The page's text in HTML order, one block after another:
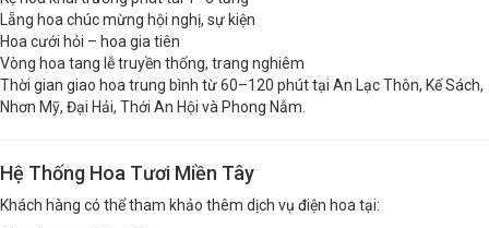
Kệ hoa khai trương phát tài 1–3 tầng
Lẵng hoa chúc mừng hội nghị, sự kiện
Hoa cưới hỏi – hoa gia tiên
Vòng hoa tang lễ truyền thống, trang nghiêm
Thời gian giao hoa trung bình từ 60–120 phút tại An Lạc Thôn, Kế Sách,
Nhơn Mỹ, Đại Hải, Thới An Hội và Phong Nẫm.
Hệ Thống Hoa Tươi Miền Tây
Khách hàng có thể tham khảo thêm dịch vụ điện hoa tại: